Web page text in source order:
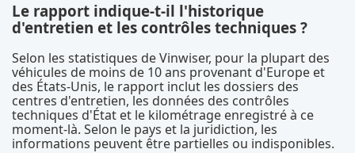
Le rapport indique-t-il l'historique
d'entretien et les contrôles techniques ?
Selon les statistiques de Vinwiser, pour la plupart des
véhicules de moins de 10 ans provenant d'Europe et
des États-Unis, le rapport inclut les dossiers des
centres d'entretien, les données des contrôles
techniques d'État et le kilométrage enregistré à ce
moment-là. Selon le pays et la juridiction, les
informations peuvent être partielles ou indisponibles.